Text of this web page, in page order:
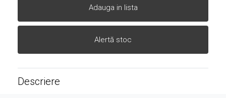
Adauga in lista
Alertă stoc
Descriere